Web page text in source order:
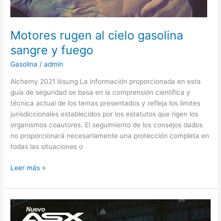
Motores rugen al cielo gasolina
sangre y fuego
Gasolina /admin
Alchemy 2021 lösung La información proporcionada en esta
guía de seguridad se basa en la comprensión científica y
técnica actual de los temas presentados y refleja los límites
jurisdiccionales establecidos por los estatutos que rigen los
organismos coautores. El seguimiento de los consejos dados
no proporcionará necesariamente una protección completa en
todas las situaciones o
Motores
al
cielo
gasolina
Leer más »